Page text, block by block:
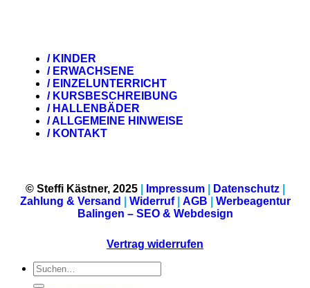
/ KINDER
/ ERWACHSENE
/ EINZELUNTERRICHT
/ KURSBESCHREIBUNG
/ HALLENBÄDER
/ ALLGEMEINE HINWEISE
/ KONTAKT
© Steffi Kästner, 2025 Impressum Datenschutz
Zahlung & Versand
Widerruf AGB
Werbeagentur
Balingen – SEO & Webdesign
Vertrag widerrufen